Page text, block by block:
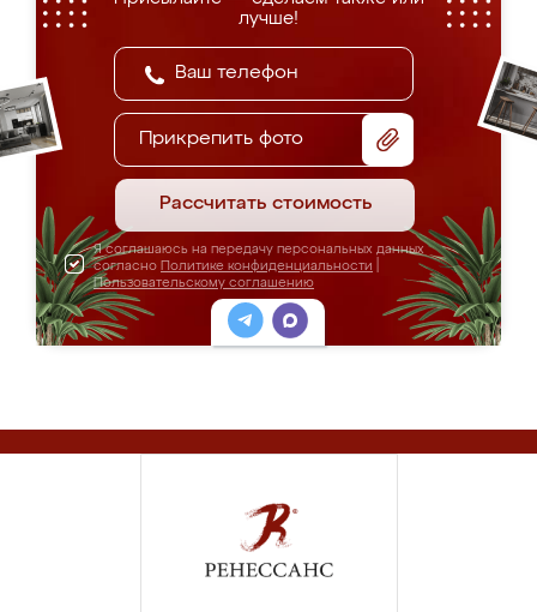
лучше!
Прикрепить фото
Рассчитать стоимость
Я соглашаюсь на передачу персональных данных
согласно Политике конфиденциальности
Пользовательскому соглашению